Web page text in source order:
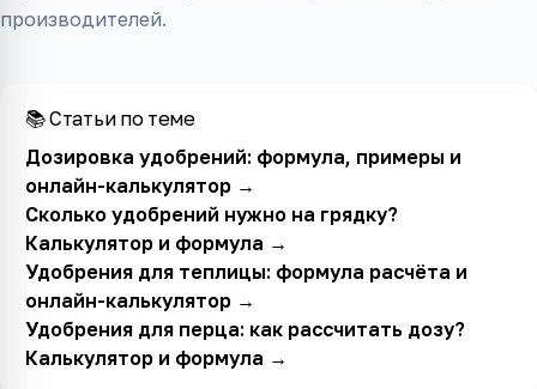
производителей.
📚 Статьи по теме
Дозировка удобрений: формула, примеры и
онлайн-калькулятор→
Сколько удобрений нужно на грядку?
Калькулятор и формула →
Удобрения для теплицы: формула расчёта и
онлайн-калькулятор→
Удобрения для перца: как рассчитать дозу?
Калькулятор и формула →